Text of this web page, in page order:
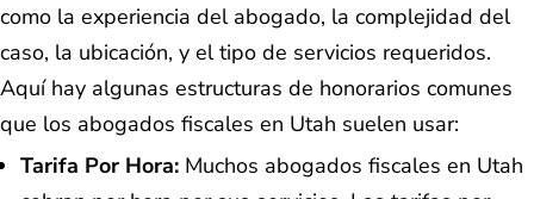
como la experiencia del abogado, la complejidad del
caso, la ubicación, y el tipo de servicios requeridos.
Aquí hay algunas estructuras de honorarios comunes
que los abogados fiscales en Utah suelen usar:
Tarifa Por Hora: Muchos abogados fiscales en Utah